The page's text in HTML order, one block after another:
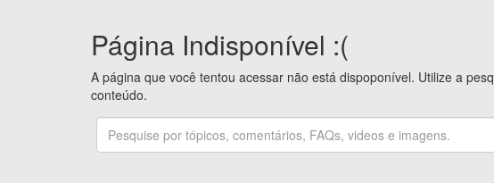
Página Indisponível :(
A página que você tentou acessar não está dispoponível. Utilize a
conteúdo.